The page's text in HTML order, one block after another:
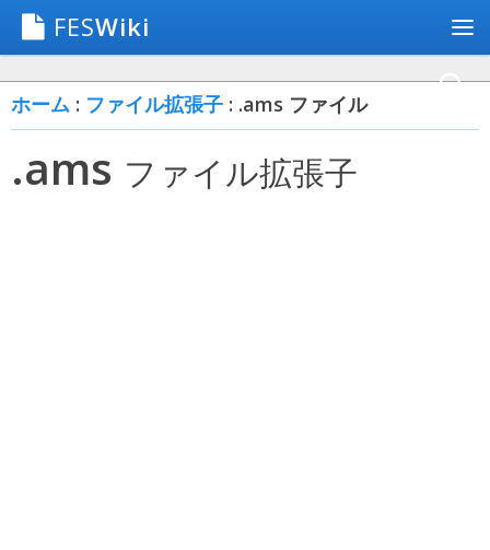
FESWiki
ホーム : ファイル拡張子 : .ams ファイル
.ams ファイル拡張子